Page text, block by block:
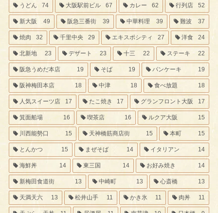
うどん 74 大阪駅前ビル 67 カレー 62 行列店 52
新大阪 49 阪急三番街 39 中華料理 39 難波 37
焼肉 32 千里中央 29 エキスポシティ 27 洋食 24
北新地 23 デザート 23 十三 22 ステーキ 22
阪急うめだ本店 19 そば 19 パンケーキ 19
阪神梅田本店 18 中津 18 食べ放題 18
人気スイーツ店 17 たこ焼き 17 グランフロント大阪 17
箕面船場 16 喫茶店 16 ルクア大阪 15
川西能勢口 15 天神橋筋商店街 15 本町 15
とんかつ 15 まぜそば 14 イタリアン 14
海鮮丼 14 東三国 14 お好み焼き 14
新梅田食道街 13 中崎町 13 心斎橋 13
天満天六 13 松井山手 11 かき氷 11 肉丼 11